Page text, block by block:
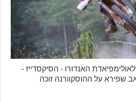
האנדורו - הסיקסדייז -
שפירא על ההוסקוורנה זוכה